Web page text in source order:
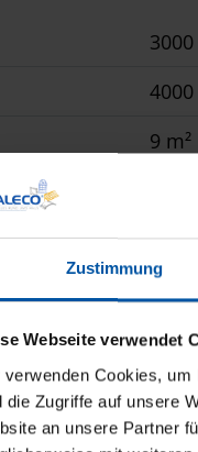
Zustimmung
Webseite verwendet
verwenden Cookies,
die Zugriffe auf unsere
an unsere Partner
9 m²